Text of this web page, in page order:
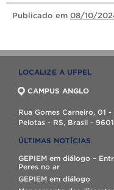
Publicado em 08/10/
LOCALIZE A UFPEL
CAMPUS ANGLO
Rua Gomes Carneiro, 01
Pelotas - RS, Brasil -
ÚLTIMAS NOTÍCIAS
GEPIEM em diálogo –
Peres no ar
GEPIEM em diálogo